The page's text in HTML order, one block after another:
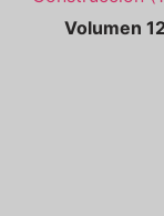
Volumen